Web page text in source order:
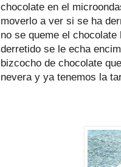
chocolate en el
moverlo a ver si se ha
no se queme el
derretido se le echa
bizcocho de chocolate
nevera y ya tenemos la